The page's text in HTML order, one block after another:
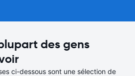
des gens
ci-dessous sont une sélection de